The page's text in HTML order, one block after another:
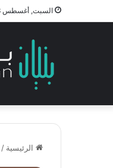
السبت, أغسطس 8 2026
الرئيسية /